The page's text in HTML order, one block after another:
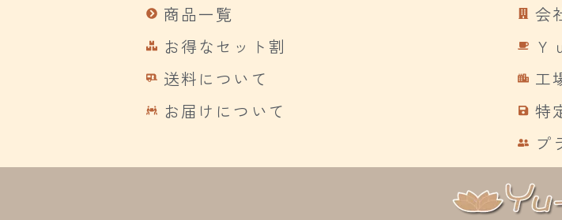
商品一覧
お得なセット割
送料について
お届けについて
会
Ｙ
工
特
プ